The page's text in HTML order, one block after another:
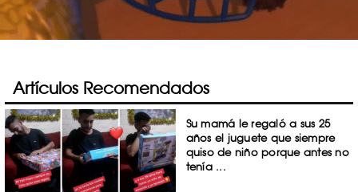
Artículos Recomendados
Su mamá le regaló a sus 25
años el juguete que siempre
quiso de niño porque antes no
tenía ...